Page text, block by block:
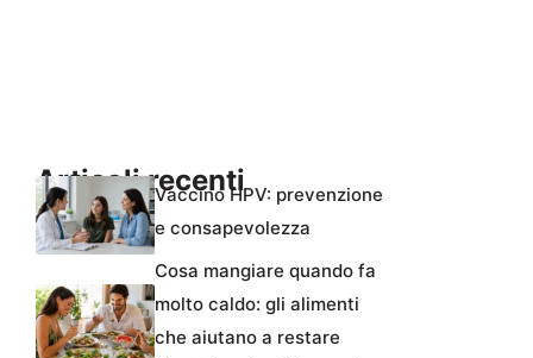
Articoli recentiVaccino HPV: prevenzione
e consapevolezza
Cosa mangiare quando fa
molto caldo: gli alimenti
che aiutano a restare